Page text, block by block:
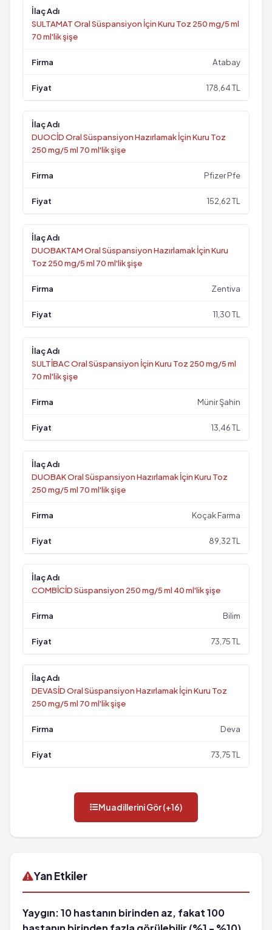
SULTAMAT Oral Süspansiyon İçin Kuru Toz 250 mg/5 ml
70 ml'lik şişe
Atabay
178,64 TL
DUOCİD Oral Süspansiyon Hazırlamak İçin Kuru Toz
250 mg/5 ml 70 ml'lik şişe
Pfizer Pfe
152,62 TL
DUOBAKTAM Oral Süspansiyon Hazırlamak İçin Kuru
Toz 250 mg/5 ml 70 ml'lik şişe
Zentiva
11,30 TL
SULTİBAC Oral Süspansiyon İçin Kuru Toz 250 mg/5 ml
70 ml'lik şişe
Münir Şahin
13,46 TL
DUOBAK Oral Süspansiyon Hazırlamak İçin Kuru Toz
250 mg/5 ml 70 ml'lik şişe
Koçak Farma
89,32 TL
COMBİCİD Süspansiyon 250 mg/5 ml 40 ml'lik şişe
Bilim
73,75 TL
DEVASİD Oral Süspansiyon Hazırlamak İçin Kuru Toz
250 mg/5 ml 70 ml'lik şişe
Deva
73,75 TL
Muadillerini Gör (+16)
Yan Etkiler
Yaygın: 10 hastanın birinden az, fakat 100